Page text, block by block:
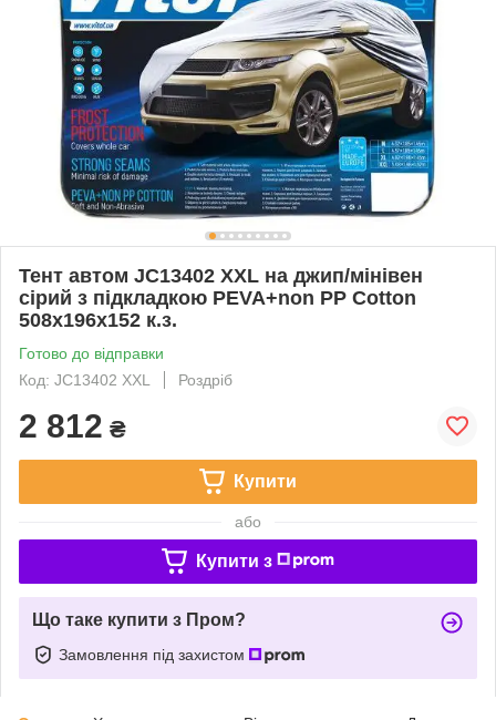
Тент автом JC13402 XXL на джип/мінівен
сірий з підкладкою PEVA+non PP Cotton
508х196х152 к.з.
Готово до відправки
Код: JC13402 XXL
Роздріб
2 812 ₴
Купити
або
Купити з
Що таке купити з Пром?
Замовлення під захистом